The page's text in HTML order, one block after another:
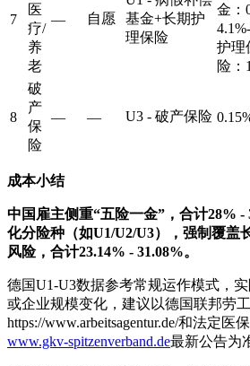
7
医
疗/
养
老
— 自愿
基金+长期护
理保险
金：
护理
险：
8
破
产
保
险
— — U3 - 破产保险
成本小结
中国雇主侧重“五险一金”，合计28% -
化分险种（如U1/U2/U3），强制覆盖
风险，合计23.14% - 31.08%。
德国U1-U3数据参考常规运作模式，
或企业规模变化，建议以德国联邦劳工
https://www.arbeitsagentur.de/和法定医
www.gkv-spitzenverband.de最新公告为